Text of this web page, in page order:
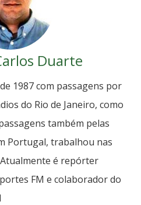
Duarte
1987 com passagens por
do Rio de Janeiro, como
também pelas
Portugal, trabalhou nas
é repórter
FM e colaborador do